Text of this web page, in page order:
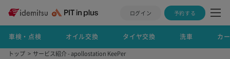
ログイン 予約する
車検・点検 オイル交換 タイヤ交換 洗車 カ
トップ サービス紹介 - apollostation KeePer